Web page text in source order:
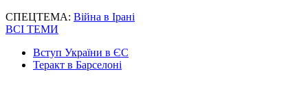
СПЕЦТЕМА: Війна в Ірані
ВСІ ТЕМИ
Вступ України в ЄС
Теракт в Барселоні